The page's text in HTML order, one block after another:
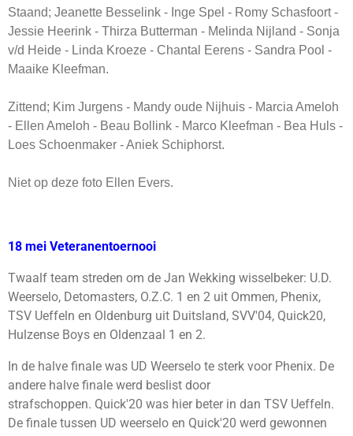
Staand; Jeanette Besselink - Inge Spel - Romy Schasfoort -
Jessie Heerink - Thirza Butterman - Melinda Nijland - Sonja
v/d Heide - Linda Kroeze - Chantal Eerens - Sandra Pool -
Maaike Kleefman.
Zittend; Kim Jurgens - Mandy oude Nijhuis - Marcia Ameloh
- Ellen Ameloh - Beau Bollink - Marco Kleefman - Bea Huls -
Loes Schoenmaker - Aniek Schiphorst.
Niet op deze foto Ellen Evers.
18 mei Veteranentoernooi
Twaalf team streden om de Jan Wekking wisselbeker: U.D.
Weerselo, Detomasters, O.Z.C. 1 en 2 uit Ommen, Phenix,
TSV Ueffeln en Oldenburg uit Duitsland, SVV'04, Quick20,
Hulzense Boys en Oldenzaal 1 en 2.
In de halve finale was UD Weerselo te sterk voor Phenix. De
andere halve finale werd beslist door
strafschoppen. Quick'20 was hier beter in dan TSV Ueffeln.
De finale tussen UD weerselo en Quick'20 werd gewonnen